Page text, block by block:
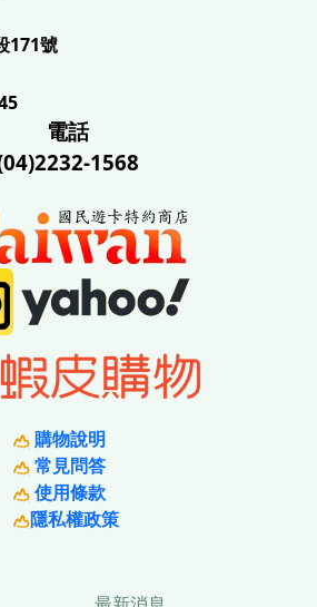
171號
電話
1568
購物說明
常見問答
使用條款
隱私權政策